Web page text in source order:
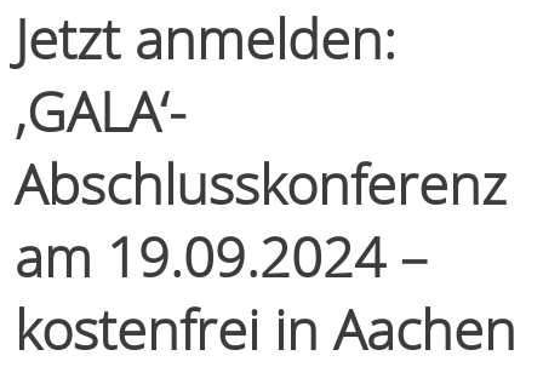
Jetzt anmelden:
‚GALA‘-
Abschlusskonferenz
am 19.09.2024 –
kostenfrei in Aachen